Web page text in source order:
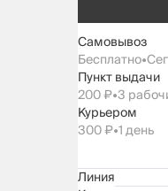
Самовывоз
Бесплатно•
Пункт выдачи
200 ₽•3
Курьером
300 ₽•1 день
Линия